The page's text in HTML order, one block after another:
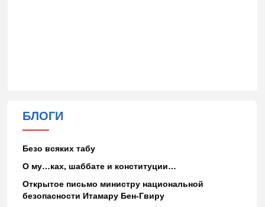
БЛОГИ
Безо всяких табу
О му…ках, шаббате и конституции…
Открытое письмо министру национальной
безопасности Итамару Бен-Гвиру